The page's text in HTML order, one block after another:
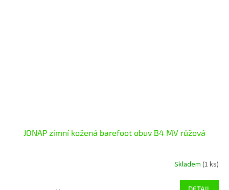
JONAP zimní kožená barefoot obuv B4 MV růžová
Skladem (1 ks)